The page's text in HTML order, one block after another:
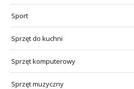
Sport
Sprzęt do kuchni
Sprzęt komputerowy
Sprzęt muzyczny